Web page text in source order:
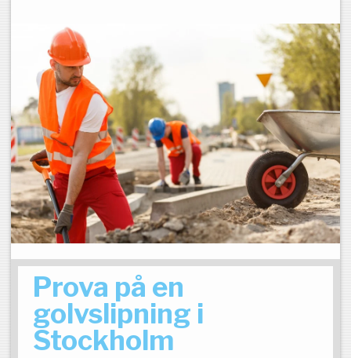
Prova på en
golvslipning i
Stockholm